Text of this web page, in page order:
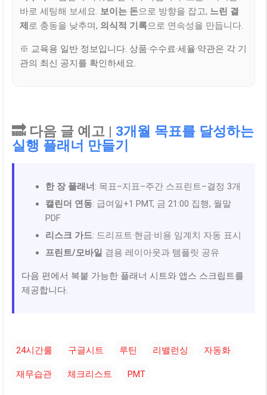
바로 세팅해 보세요. 보이는 돈으로 방향을 잡고, 느린 결
제 로 충동을 낮추며, 의식적 기록으로 연속성을 만듭니다.
※ 교육용 일반 정보입니다. 상품·수수료·세율·약관은 각 기
관의 최신 공지를 확인하세요.
🔜 다음 글 예고 | 3개월 목표를 달성하는
실행 플래너 만들기
한 장 플래너 : 목표–지표–주간 스프린트–결정 3개
캘린더 연동: 급여일+1 PMT, 금 21:00 집행, 월말
PDF
리스크 가드: 드리프트·현금·비용 임계치 자동 표시
프린트/모바일 겸용 레이아웃과 템플릿 공유
다음 편에서 복붙 가능한 플래너 시트와 앱스 스크립트를
제공합니다.
24시간룰 구글시트 루틴 리밸런싱 자동화
재무습관 체크리스트 PMT